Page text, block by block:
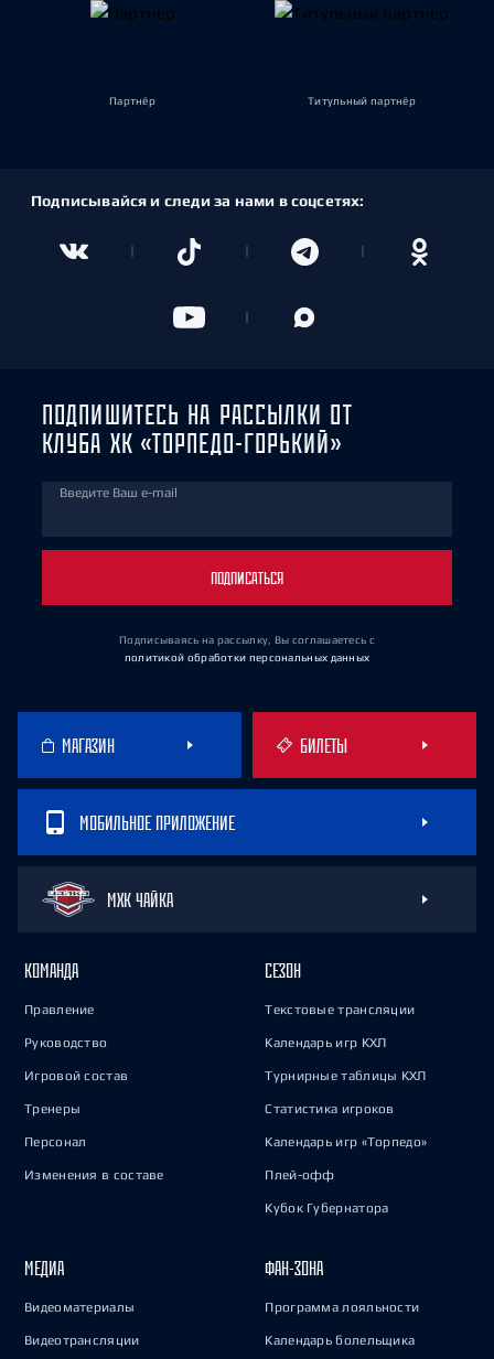
Партнёр Титульный партнёр
Подписывайся и следи за нами в соцсетях:
ПОДПИШИТЕСЬ НА РАССЫЛКИ ОТ
КЛУБА ХК «ТОРПЕДО-ГОРЬКИЙ»
Введите Ваш e-mail
ПОДПИСАТЬСЯ
Подписываясь на рассылку, Вы соглашаетесь с
политикой обработки персональных данных
МАГАЗИН БИЛЕТЫ
МОБИЛЬНОЕ ПРИЛОЖЕНИЕ
МХК ЧАЙКА
КОМАНДА
Правление
Руководство
Игровой состав
Тренеры
Персонал
Изменения в составе
СЕЗОН
Текстовые трансляции
Календарь игр КХЛ
Турнирные таблицы КХЛ
Статистика игроков
Календарь игр «Торпедо»
Плей-офф
Кубок Губернатора
МЕДИА
Видеоматериалы
Видеотрансляции
ФАН-ЗОНА
Программа лояльности
Календарь болельщика